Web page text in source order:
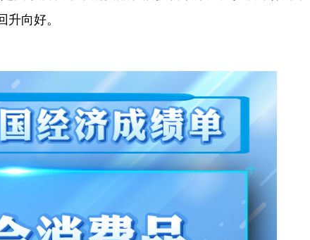
向好。